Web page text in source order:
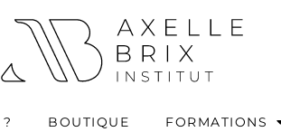
BOUTIQUE FORMATIONS